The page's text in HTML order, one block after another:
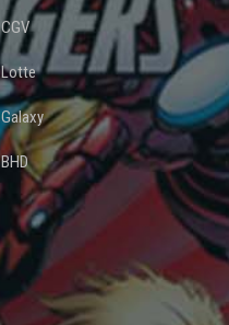
CGV
Lotte
Galaxy
BHD